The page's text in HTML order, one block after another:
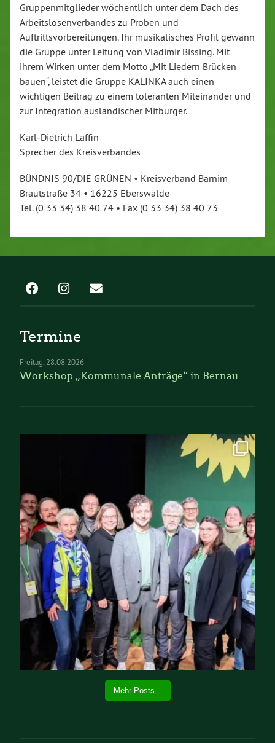
Gruppenmitglieder wöchentlich unter dem Dach des
Arbeitslosenverbandes zu Proben und
Auftrittsvorbereitungen. Ihr musikalisches Profil gewann
die Gruppe unter Leitung von Vladimir Bissing. Mit
ihrem Wirken unter dem Motto „Mit Liedern Brücken
bauen“, leistet die Gruppe KALINKA auch einen
wichtigen Beitrag zu einem toleranten Miteinander und
zur Integration ausländischer Mitbürger.
Karl-Dietrich Laffin
Sprecher des Kreisverbandes
BÜNDNIS 90/DIE GRÜNEN • Kreisverband Barnim
Brautstraße 34 • 16225 Eberswalde
Tel. (0 33 34) 38 40 74 • Fax (0 33 34) 38 40 73
Termine
Freitag 28.08.2026
Workshop „Kommunale Anträge“ in Bernau
Mehr Posts...